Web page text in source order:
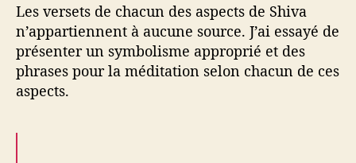
Les versets de chacun des aspects de Shiva
n’appartiennent à aucune source. J’ai essayé de
présenter un symbolisme approprié et des
phrases pour la méditation selon chacun de ces
aspects.